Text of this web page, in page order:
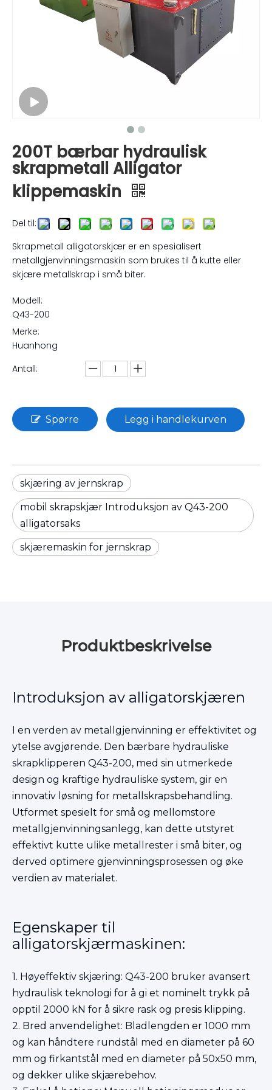
200T bærbar hydraulisk
skrapmetall Alligator
klippemaskin
Del til:
Skrapmetall alligatorskjær er en spesialisert
metallgjenvinningsmaskin som brukes til å kutte eller
skjære metallskrap i små biter.
Modell:
Q43-200
Merke:
Huanhong
Antall:
Spørre Legg i handlekurven
skjæring av jernskrap
mobil skrapskjær Introduksjon av Q43-200
alligatorsaks
skjæremaskin for jernskrap
Produktbeskrivelse
Introduksjon av alligatorskjæren
I en verden av metallgjenvinning er effektivitet og
ytelse avgjørende. Den bærbare hydrauliske
skrapklipperen Q43-200, med sin utmerkede
design og kraftige hydrauliske system, gir en
innovativ løsning for metallskrapsbehandling.
Utformet spesielt for små og mellomstore
metallgjenvinningsanlegg, kan dette utstyret
effektivt kutte ulike metallrester i små biter, og
derved optimere gjenvinningsprosessen og øke
verdien av materialet.
Egenskaper til
alligatorskjærmaskinen:
1. Høyeffektiv skjæring: Q43-200 bruker avansert
hydraulisk teknologi for å gi et nominelt trykk på
opptil 2000 kN for å sikre rask og presis klipping.
2. Bred anvendelighet: Bladlengden er 1000 mm
og kan håndtere rundstål med en diameter på 60
mm og firkantstål med en diameter på 50x50 mm,
og dekker ulike skjærebehov.